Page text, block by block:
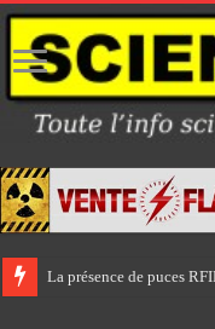
La présence de puces